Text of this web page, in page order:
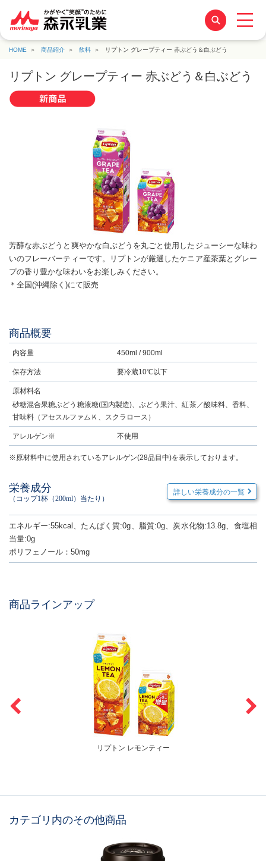
HOME 商品紹介 飲料 リプトン グレープティー 赤ぶどう＆白ぶどう
リプトン グレープティー 赤ぶどう＆白ぶどう
芳醇な赤ぶどうと爽やかな白ぶどうを丸ごと使用したジューシーな味わ
いのフレーバーティーです。リプトンが厳選したケニア産茶葉とグレー
プの香り豊かな味わいをお楽しみください。
＊全国(沖縄除く)にて販売
商品概要
内容量 450ml / 900ml
保存方法 要冷蔵10℃以下
原材料名
砂糖混合果糖ぶどう糖液糖(国内製造)、ぶどう果汁、紅茶／酸味料、香料、
甘味料（アセスルファムＫ、スクラロース）
アレルゲン※ 不使用
※原材料中に使用されているアレルゲン(28品目中)を表示しております。
栄養成分
（コップ1杯（200ml）当たり）
詳しい栄養成分の一覧
エネルギー:55kcal、たんぱく質:0g、脂質:0g、炭水化物:13.8g、食塩相
当量:0g
ポリフェノール：50mg
商品ラインアップ
リプトン レモンティー
カテゴリ内のその他商品